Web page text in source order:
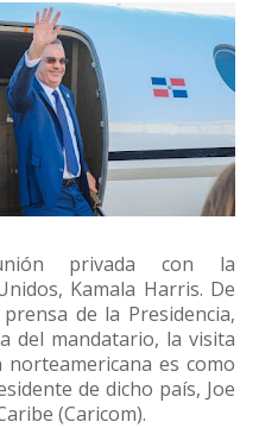
privada con la
Kamala Harris. De
de la Presidencia,
del mandatario, la visita
es como
de dicho país, Joe
(Caricom).